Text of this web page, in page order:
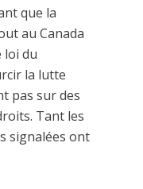
que la
au Canada
loi du
la lutte
pas sur des
Tant les
signalées ont